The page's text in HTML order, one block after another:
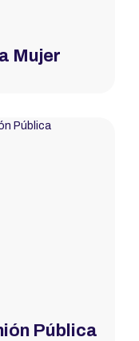
Mujer
Pública